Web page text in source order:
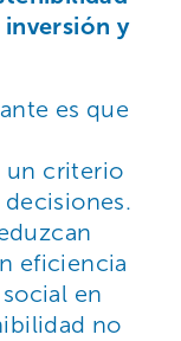
inversión y
es que
un criterio
eficiencia
en
no